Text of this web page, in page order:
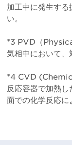
加工中に発生す
い。
*3 PVD（
気相中において、
*4 CVD
反応容器で加熱
面での化学反応に